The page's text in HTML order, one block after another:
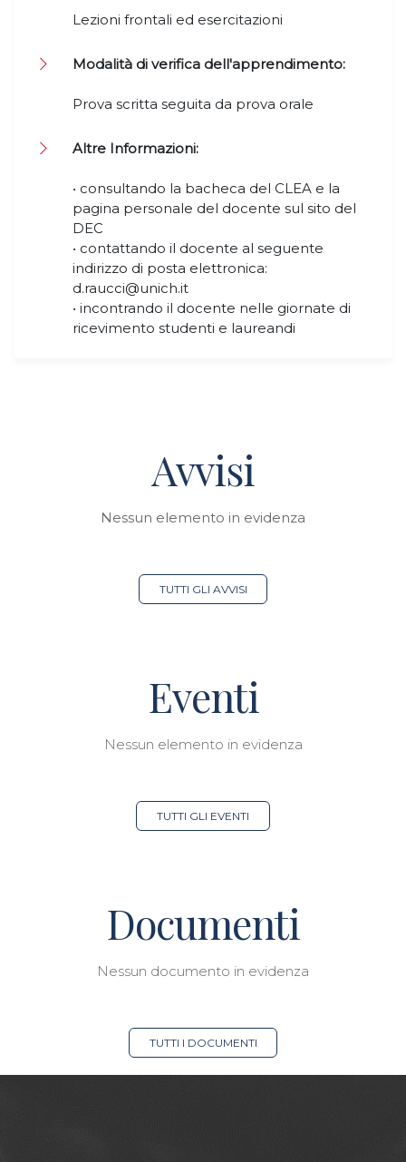
Lezioni frontali ed esercitazioni
Modalità di verifica dell'apprendimento:
Prova scritta seguita da prova orale
Altre Informazioni:
• consultando la bacheca del CLEA e la
pagina personale del docente sul sito del
DEC
• contattando il docente al seguente
indirizzo di posta elettronica:
d.raucci@unich.it
• incontrando il docente nelle giornate di
ricevimento studenti e laureandi
Avvisi
Nessun elemento in evidenza
TUTTI GLI AVVISI
Eventi
Nessun elemento in evidenza
TUTTI GLI EVENTI
Documenti
Nessun documento in evidenza
TUTTI I DOCUMENTI